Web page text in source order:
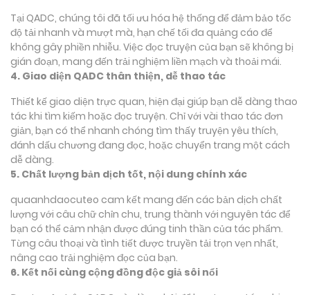
Tại QADC, chúng tôi đã tối ưu hóa hệ thống để đảm bảo tốc
độ tải nhanh và mượt mà, hạn chế tối đa quảng cáo để
không gây phiền nhiễu. Việc đọc truyện của bạn sẽ không bị
gián đoạn, mang đến trải nghiệm liền mạch và thoải mái.
4. Giao diện QADC thân thiện, dễ thao tác
Thiết kế giao diện trực quan, hiện đại giúp bạn dễ dàng thao
tác khi tìm kiếm hoặc đọc truyện. Chỉ với vài thao tác đơn
giản, bạn có thể nhanh chóng tìm thấy truyện yêu thích,
đánh dấu chương đang đọc, hoặc chuyển trang một cách
dễ dàng.
5. Chất lượng bản dịch tốt, nội dung chính xác
quaanhdaocuteo cam kết mang đến các bản dịch chất
lượng với câu chữ chỉn chu, trung thành với nguyên tác để
bạn có thể cảm nhận được đúng tinh thần của tác phẩm.
Từng câu thoại và tình tiết được truyền tải trọn vẹn nhất,
nâng cao trải nghiệm đọc của bạn.
6. Kết nối cùng cộng đồng độc giả sôi nổi